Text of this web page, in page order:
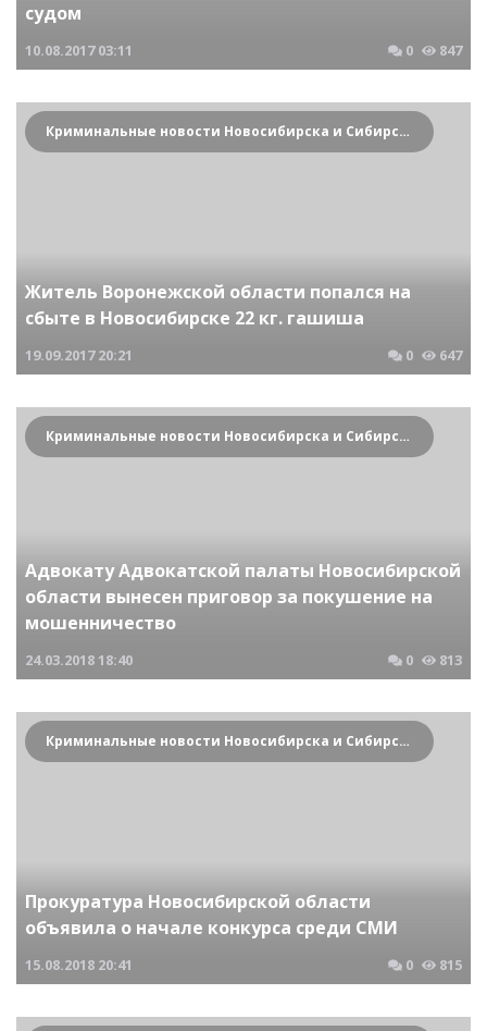
судом
10.08.2017 03:11 0 847
Криминальные новости Новосибирска и Сибирского региона
Житель Воронежской области попался на
сбыте в Новосибирске 22 кг. гашиша
19.09.2017 20:21 0 647
Криминальные новости Новосибирска и Сибирского региона
Адвокату Адвокатской палаты Новосибирской
области вынесен приговор за покушение на
мошенничество
24.03.201818:40 0 813
Криминальные новости Новосибирска и Сибирского региона
Прокуратура Новосибирской области
объявила о начале конкурса среди СМИ
15.08.2018 20:41 0 815